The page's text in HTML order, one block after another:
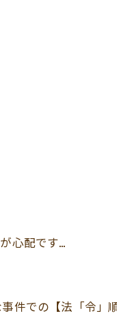
心配です…
件での【法「令」順